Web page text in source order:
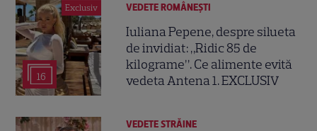
Exclusiv
16
VEDETE ROMÂNEŞTI
Iuliana Pepene, despre silueta
de invidiat: „Ridic 85 de
kilograme”. Ce alimente evită
vedeta Antena 1. EXCLUSIV
VEDETE STRĂINE